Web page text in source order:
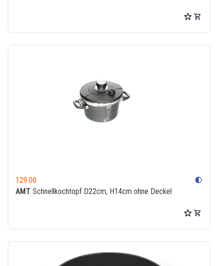
129.00 contrast
AMT Schnellkochtopf D22cm, H14cm ohne Deckel